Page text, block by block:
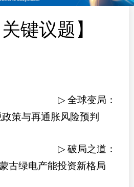
关键议题】
全球变局：
策与再通胀风险预判
破局之道：
古绿电产能投资新格局